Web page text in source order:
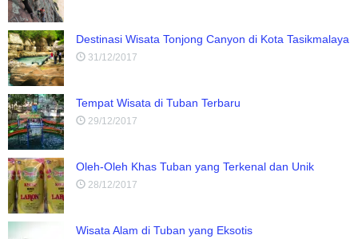
Destinasi Wisata Tonjong Canyon di Kota Tasikmalaya
31/12/2017
Tempat Wisata di Tuban Terbaru
29/12/2017
Oleh-Oleh Khas Tuban yang Terkenal dan Unik
28/12/2017
Wisata Alam di Tuban yang Eksotis